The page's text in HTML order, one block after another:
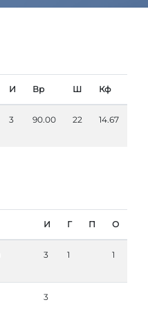
И Вр Ш Кф
3 90.00 22 14.67
И Г П О
3 1 1
3